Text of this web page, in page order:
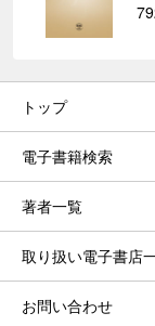
トップ
電子書籍検索
著者一覧
取り扱い電子書店
お問い合わせ